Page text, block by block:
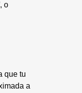
o
que tu
a